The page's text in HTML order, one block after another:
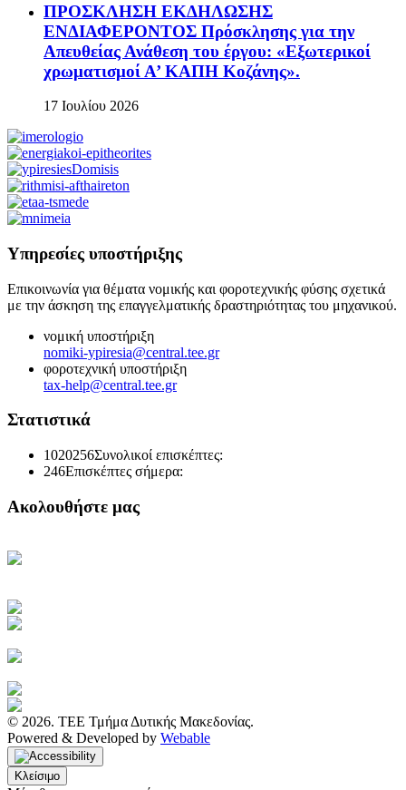
ΠΡΟΣΚΛΗΣΗ ΕΚΔΗΛΩΣΗΣ
ΕΝΔΙΑΦΕΡΟΝΤΟΣ Πρόσκλησης για την
Απευθείας Ανάθεση του έργου: «Εξωτερικοί
χρωματισμοί Α’ ΚΑΠΗ Κοζάνης».
17 Ιουλίου 2026
Υπηρεσίες υποστήριξης
Επικοινωνία για θέματα νομικής και φοροτεχνικής φύσης σχετικά
με την άσκηση της επαγγελματικής δραστηριότητας του μηχανικού.
νομική υποστήριξη
nomiki-ypiresia@central.tee.gr
φοροτεχνική υποστήριξη
tax-help@central.tee.gr
Στατιστικά
1020256Συνολικοί επισκέπτες:
246Επισκέπτες σήμερα:
Ακολουθήστε μας
© 2026. ΤΕΕ Τμήμα Δυτικής Μακεδονίας.
Powered & Developed by Webable
Κλείσιμο